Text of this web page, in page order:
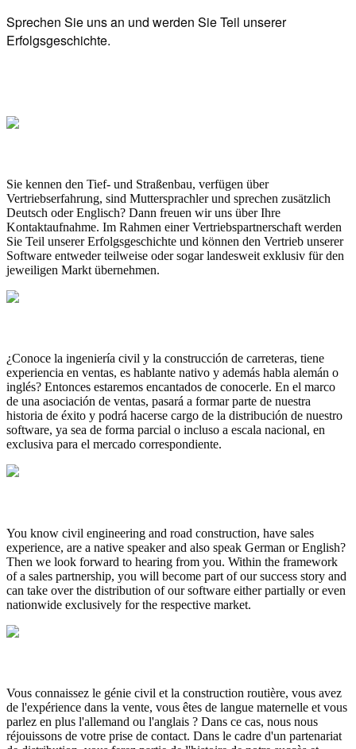
Sprechen Sie uns an und werden Sie Teil unserer
Erfolgsgeschichte.
Sie kennen den Tief- und Straßenbau, verfügen über
Vertriebserfahrung, sind Muttersprachler und sprechen zusätzlich
Deutsch oder Englisch? Dann freuen wir uns über Ihre
Kontaktaufnahme. Im Rahmen einer Vertriebspartnerschaft werden
Sie Teil unserer Erfolgsgeschichte und können den Vertrieb unserer
Software entweder teilweise oder sogar landesweit exklusiv für den
jeweiligen Markt übernehmen.
¿Conoce la ingeniería civil y la construcción de carreteras, tiene
experiencia en ventas, es hablante nativo y además habla alemán o
inglés? Entonces estaremos encantados de conocerle. En el marco
de una asociación de ventas, pasará a formar parte de nuestra
historia de éxito y podrá hacerse cargo de la distribución de nuestro
software, ya sea de forma parcial o incluso a escala nacional, en
exclusiva para el mercado correspondiente.
You know civil engineering and road construction, have sales
experience, are a native speaker and also speak German or English?
Then we look forward to hearing from you. Within the framework
of a sales partnership, you will become part of our success story and
can take over the distribution of our software either partially or even
nationwide exclusively for the respective market.
Vous connaissez le génie civil et la construction routière, vous avez
de l'expérience dans la vente, vous êtes de langue maternelle et vous
parlez en plus l'allemand ou l'anglais ? Dans ce cas, nous nous
réjouissons de votre prise de contact. Dans le cadre d'un partenariat